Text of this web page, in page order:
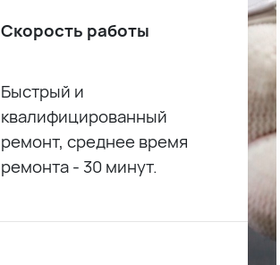
Скорость работы
Быстрый и
квалифицированный
ремонт, среднее время
ремонта - 30 минут.